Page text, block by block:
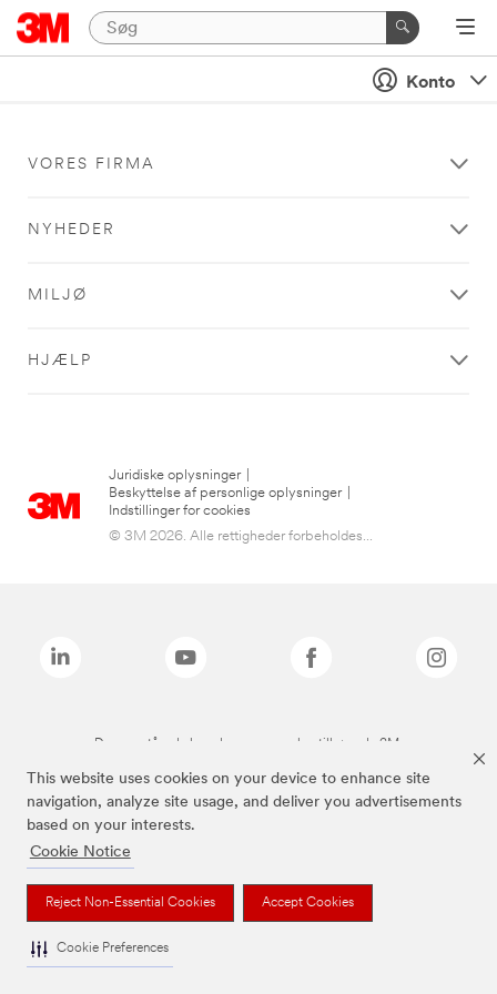
This website uses cookies on your device to enhance site
navigation, analyze site usage, and deliver you advertisements
based on your interests.
Cookie Notice
Reject Non-Essential Cookies Accept Cookies
Cookie Preferences
Konto
VORES FIRMA
NYHEDER
MILJØ
HJÆLP
Juridiske oplysninger
Beskyttelse af personlige oplysninger
Indstillinger for cookies
© 3M 2026. Alle rettigheder forbeholdes...
De ovenstående brands er varemærker tilhørende 3M.